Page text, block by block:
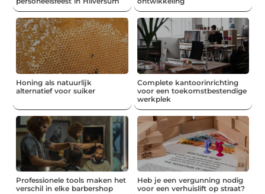
Honing als natuurlijk
alternatief voor suiker
Complete kantoorinrichting
voor een toekomstbestendige
werkplek
Professionele tools maken het
verschil in elke barbershop
Heb je een vergunning nodig
voor een verhuislift op straat?